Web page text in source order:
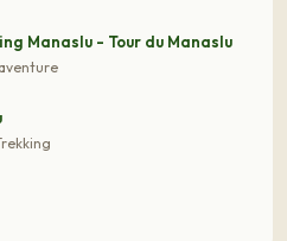
Manaslu - Tour du Manaslu